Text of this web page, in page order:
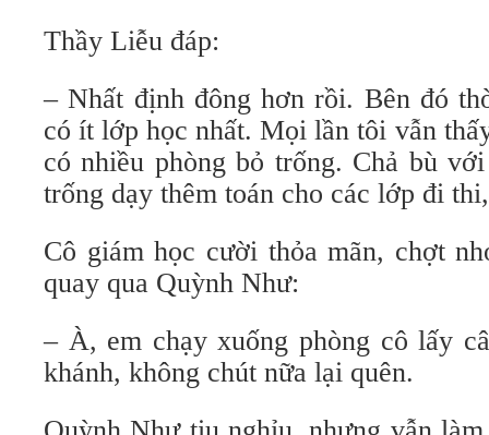
Thầy Liễu đáp:
– Nhất định đông hơn rồi. Bên đó
có ít lớp học nhất. Mọi lần tôi vẫn
có nhiều phòng bỏ trống. Chả bù
trống dạy thêm toán cho các lớp đi
Cô giám học cười thỏa mãn, chợt
quay qua Quỳnh Như:
– À, em chạy xuống phòng cô lấy
khánh, không chút nữa lại quên.